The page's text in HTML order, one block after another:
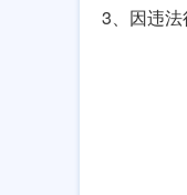
3、因违法